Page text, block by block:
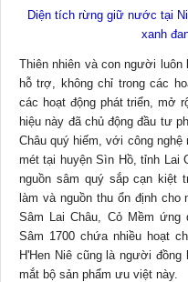
Diện tích rừng giữ nước tại
xanh
Thiên nhiên và con người
hỗ trợ, không chỉ trong các
các hoạt động phát triển, mở
hiệu này đã chủ động đầu tư
Châu quý hiếm, với công nghệ
mét tại huyện Sìn Hồ, tỉnh Lai
nguồn sâm quý sắp cạn kiệt
làm và nguồn thu ổn định
Sâm Lai Châu, Cỏ Mềm ứng
Sâm 1700 chứa nhiều hoạt
H'Hen Niê cũng là người
mắt bộ sản phẩm ưu việt này.